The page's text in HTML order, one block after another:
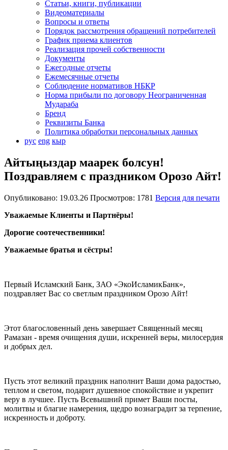
Статьи, книги, публикации
Видеоматериалы
Вопросы и ответы
Порядок рассмотрения обращений потребителей
График приема клиентов
Реализация прочей собственности
Документы
Ежегодные отчеты
Ежемесячные отчеты
Соблюдение нормативов НБКР
Норма прибыли по договору Неограниченная
Мудараба
Бренд
Реквизиты Банка
Политика обработки персональных данных
рус eng кыр
Айтыңыздар маарек болсун!
Поздравляем с праздником Орозо Айт!
Опубликовано: 19.03.26 Просмотров: 1781 Версия для печати
Уважаемые Клиенты и Партнёры!
Дорогие соотечественники!
Уважаемые братья и сёстры!
Первый Исламский Банк, ЗАО «ЭкоИсламикБанк»,
поздравляет Вас со светлым праздником Орозо Айт!
Этот благословенный день завершает Священный месяц
Рамазан - время очищения души, искренней веры, милосердия
и добрых дел.
Пусть этот великий праздник наполнит Ваши дома радостью,
теплом и светом, подарит душевное спокойствие и укрепит
веру в лучшее. Пусть Всевышний примет Ваши посты,
молитвы и благие намерения, щедро вознаградит за терпение,
искренность и доброту.